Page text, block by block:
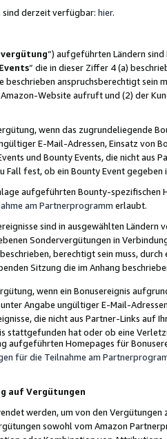
sind derzeit verfügbar: hier.
“) aufgeführten Ländern
“ die in dieser Ziffer 4 (a)
beschrieben anspruchsberechtigt sein
Website aufruft und (2) der
wenn das zugrundeliegende
E-Mail-Adressen, Einsatz von
und Bounty Events, die nicht
Fall fest, ob ein Bounty Event
aufgeführten Bounty-spezifischen
am Partnerprogramm erlaubt.
sind in ausgewählten Ländern
Sondervergütungen in
berechtigt sein muss,
Sitzung die im Anhang
wenn ein Bonusereignis
Angabe ungültiger E-Mail-
die nicht aus Partner-Links auf
stattgefunden hat oder ob eine
aufgeführten Homepages für
für die Teilnahme am
auf Vergütungen
werden, um von den
sowohl vom Amazon